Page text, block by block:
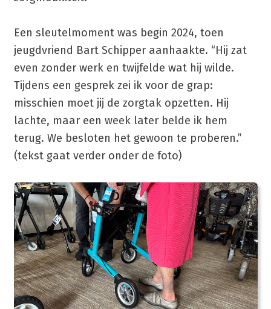
Een sleutelmoment was begin 2024, toen
jeugdvriend Bart Schipper aanhaakte. “Hij zat
even zonder werk en twijfelde wat hij wilde.
Tijdens een gesprek zei ik voor de grap:
misschien moet jij de zorgtak opzetten. Hij
lachte, maar een week later belde ik hem
terug. We besloten het gewoon te proberen.”
(tekst gaat verder onder de foto)